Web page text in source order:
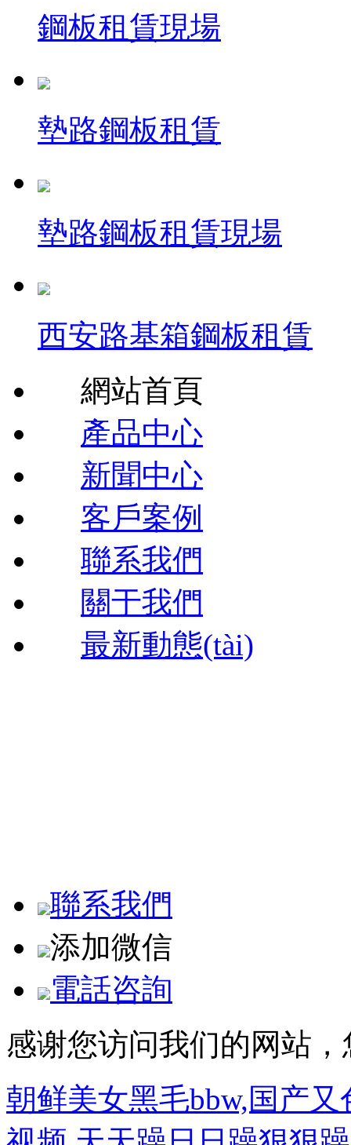
鋼板租賃現場
墊路鋼板租賃
墊路鋼板租賃現場
西安路基箱鋼板租賃
網站首頁
產品中心
新聞中心
客戶案例
聯系我們
關于我們
最新動態(tài)
聯系我們
添加微信
電話咨詢
感谢您访问我们的网站
朝鲜美女黑毛bbw,国产